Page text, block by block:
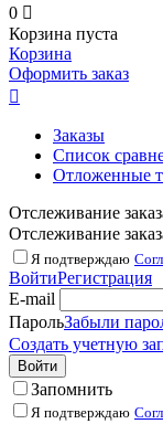
0 
Корзина пуста
Корзина
Оформить заказ

Заказы
Список
Отложенные
Отслеживание
Отслеживание
Я подтверждаю
ВойтиРегистрация
E-mail
ПарольЗабыли
Создать учетную
Войти
Запомнить
Я подтверждаю